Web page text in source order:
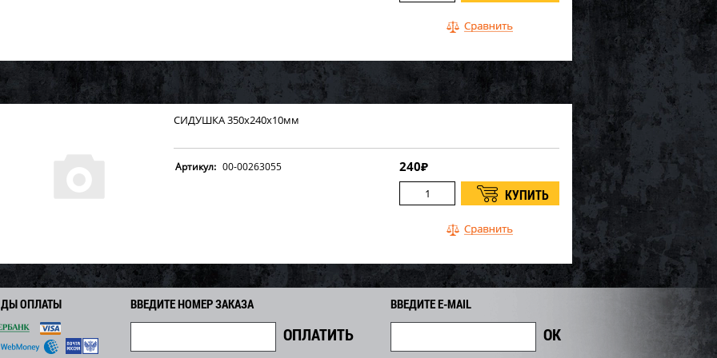
СИДУШКА 350х240х10мм
Артикул: 00-00263055 240₽
ОПЛАТЫ ВВЕДИТЕ НОМЕР ЗАКАЗА ВВЕДИТЕ E-MAIL